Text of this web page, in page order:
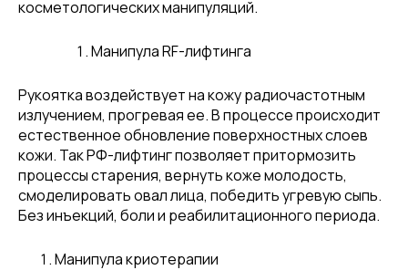
косметологических манипуляций.
Манипула RF-лифтинга
Рукоятка воздействует на кожу радиочастотным
излучением, прогревая ее. В процессе происходит
естественное обновление поверхностных слоев
кожи. Так РФ-лифтинг позволяет притормозить
процессы старения, вернуть коже молодость,
смоделировать овал лица, победить угревую сыпь.
Без инъекций, боли и реабилитационного периода.
Манипула криотерапии